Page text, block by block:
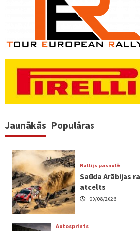
Jaunākās Populāras
Rallijs pasaulē
Saūda Arābijas
atcelts
09/08/2026
Autosprints